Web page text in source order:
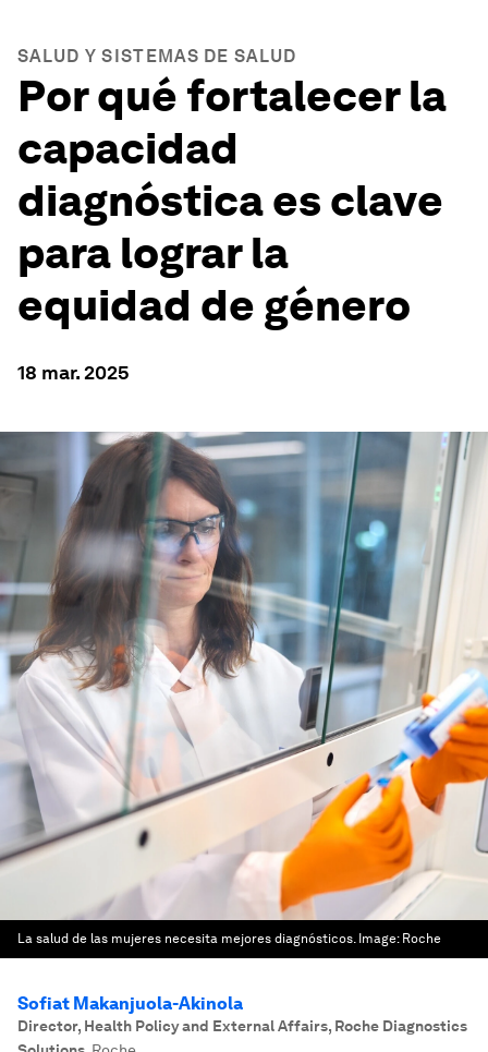
SALUD Y SISTEMAS DE SALUD
Por qué fortalecer la
capacidad
diagnóstica es clave
para lograr la
equidad de género
18 mar. 2025
La salud de las mujeres necesita mejores diagnósticos. Image: Roche
Sofiat Makanjuola-Akinola
Director, Health Policy and External Affairs, Roche Diagnostics